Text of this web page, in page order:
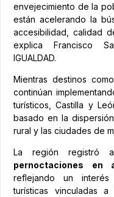
envejecimiento de la
están acelerando la
accesibilidad, calidad
explica Francisco
IGUALDAD.
Mientras destinos
continúan
turísticos, Castilla y
basado en la
rural y las ciudades de
La región registró
pernoctaciones en
reflejando un
turísticas vinculadas